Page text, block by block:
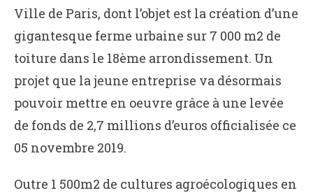
Ville de Paris, dont l’objet est la création d’une
gigantesque ferme urbaine sur 7 000 m2 de
toiture dans le 18ème arrondissement. Un
projet que la jeune entreprise va désormais
pouvoir mettre en oeuvre grâce à une levée
de fonds de 2,7 millions d’euros officialisée ce
05 novembre 2019.
Outre 1 500m2 de cultures agroécologiques en